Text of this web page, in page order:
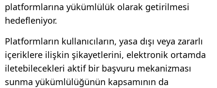
platformlarına yükümlülük olarak getirilmesi
hedefleniyor.
Platformların kullanıcıların, yasa dışı veya zararlı
içeriklere ilişkin şikayetlerini, elektronik ortamda
iletebilecekleri aktif bir başvuru mekanizması
sunma yükümlülüğünün kapsamının da